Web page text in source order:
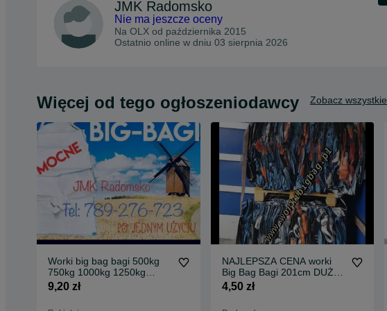
JMK Radomsko
Nie ma jeszcze oceny
Na OLX od października 2015
Ostatnio online w dniu 03 sierpnia 2026
Więcej od tego ogłoszeniodawcy Zobacz wszystkie
Worki big bag bagi 500kg
750kg 1000kg 1250kg
BigBag Hurt i Detal
9,20 zł
NAJLEPSZA CENA worki
Big Bag Bagi 201cm DUŻE
na Węgiel Odpady BIGBAG
4,50 zł